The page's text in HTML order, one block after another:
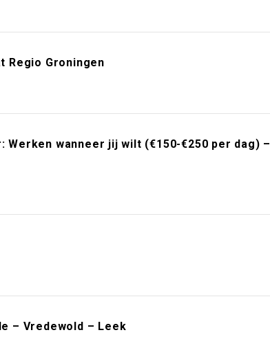
Regio Groningen
Werken wanneer jij wilt (€150-€250 per dag) –
– Vredewold – Leek